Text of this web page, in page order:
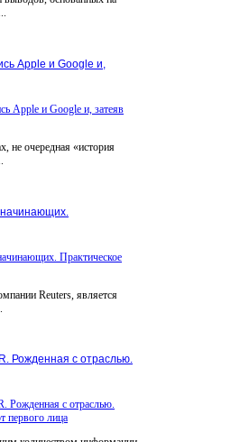
Apple и Google и,
не очередная «история
Reuters, является
Рожденная с отраслью.